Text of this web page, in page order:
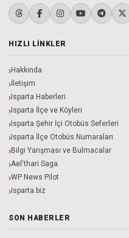
HIZLI LINKLER
Hakkında
İletişim
Isparta Haberleri
Isparta İlçe ve Köyleri
Isparta Şehir İçi Otobüs Seferleri
Isparta İlçe Otobüs Numaraları
Bilgi Yarışması ve Bulmacalar
Ael'thari Saga
WP News Pilot
Isparta.biz
SON HABERLER